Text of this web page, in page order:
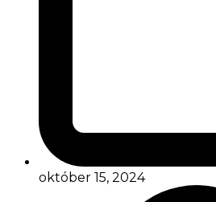
október 15, 2024